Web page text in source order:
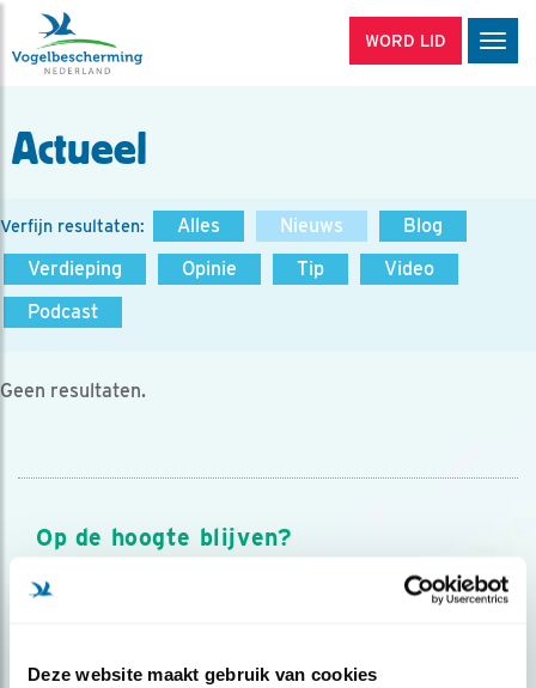
Deze website maakt gebruik van cookies
WORD LID
Actueel
Verfijn resultaten: Alles Nieuws
Blog
Verdieping
Opinie Tip
Video
Podcast
Geen resultaten.
Op de hoogte blijven?
Meld je aan en ontvang nieuws, inspiratie, acties en tips
over vogels en activiteiten van Vogelbescherming.